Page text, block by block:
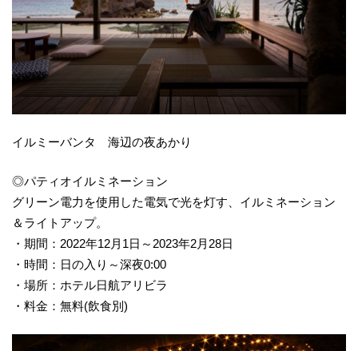
イルミーバンタ 海辺の夜あかり
◎パティオイルミネーション
グリーン電力を使用した電気で光を灯す、イルミネーション
＆ライトアップ。
・期間：2022年12月1日～2023年2月28日
・時間：日の入り～深夜0:00
・場所：ホテル日航アリビラ
・料金：無料(飲食別)